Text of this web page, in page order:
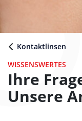
Kontaktlinsen
WISSENSWERTES
Ihre
Unsere